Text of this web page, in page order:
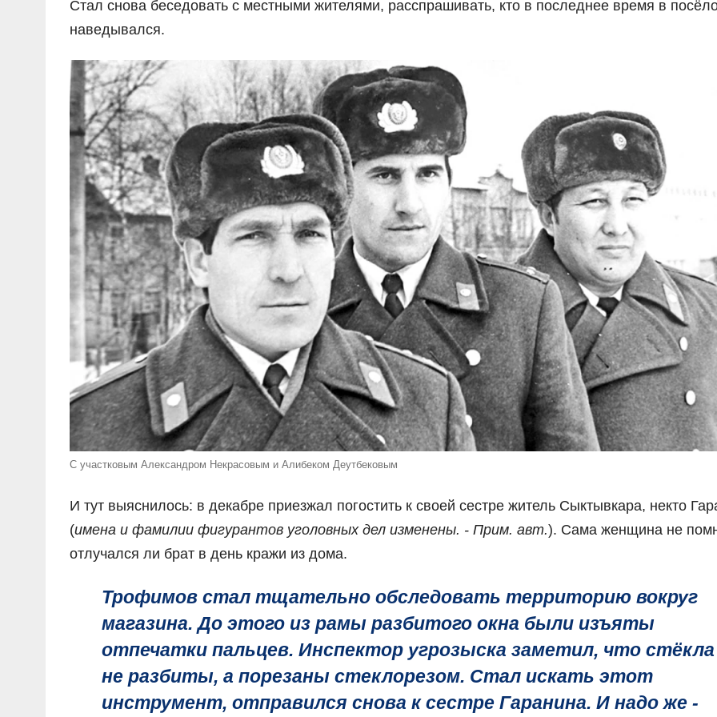
Стал снова беседовать с местными жителями, расспрашивать, кто в последнее время в
наведывался.
С участковым Александром Некрасовым и Алибеком Деутбековым
И тут выяснилось: в декабре приезжал погостить к своей сестре житель Сыктывкара, некто
(имена и фамилии фигурантов уголовных дел изменены. - Прим. авт.). Сама женщина не
отлучался ли брат в день кражи из дома.
Трофимов стал тщательно обследовать территорию вокруг
магазина. До этого из рамы разбитого окна были изъяты
отпечатки пальцев. Инспектор угрозыска заметил, что стёкла
не разбиты, а порезаны стеклорезом. Стал искать этот
инструмент, отправился снова к сестре Гаранина. И надо же -